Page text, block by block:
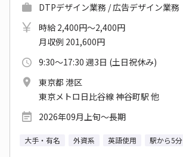
DTPデザイン業務 / 広告デザイン業務
時給 2,400円～2,400円
月収例 201,600円
9:30～17:30 週3日 (土日祝休み)
東京都 港区
東京メトロ日比谷線 神谷町駅 他
2026年09月上旬～長期
大手・有名 外資系 英語使用 駅から5分